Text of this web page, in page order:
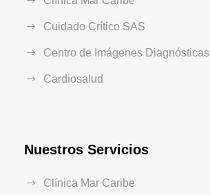
Cuidado Crítico SAS
Centro de Imágenes Diagnósticas
Cardiosalud
Nuestros Servicios
Clínica Mar Caribe